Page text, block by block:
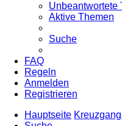
Unbeantwortete
Aktive Themen
Suche
FAQ
Regeln
Anmelden
Registrieren
Hauptseite